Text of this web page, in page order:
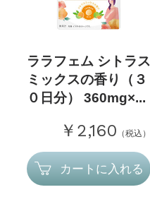
ララフェム シトラス
ミックスの香り（３
０日分） 360mg×...
￥2,160 （税込）
カートに入れる